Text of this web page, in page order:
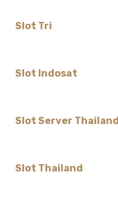
Slot Tri
Slot Indosat
Slot Server Thailand
Slot Thailand